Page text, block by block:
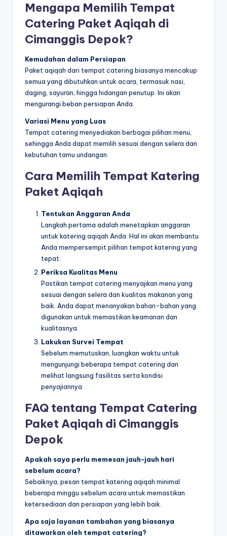
Mengapa Memilih Tempat
Catering Paket Aqiqah di
Cimanggis Depok?
Kemudahan dalam Persiapan
Paket aqiqah dari tempat catering biasanya mencakup
semua yang dibutuhkan untuk acara, termasuk nasi,
daging, sayuran, hingga hidangan penutup. Ini akan
mengurangi beban persiapan Anda.
Variasi Menu yang Luas
Tempat catering menyediakan berbagai pilihan menu,
sehingga Anda dapat memilih sesuai dengan selera dan
kebutuhan tamu undangan.
Cara Memilih Tempat Katering
Paket Aqiqah
Tentukan Anggaran Anda
Langkah pertama adalah menetapkan anggaran
untuk katering aqiqah Anda. Hal ini akan membantu
Anda mempersempit pilihan tempat katering yang
tepat.
Periksa Kualitas Menu
Pastikan tempat catering menyajikan menu yang
sesuai dengan selera dan kualitas makanan yang
baik. Anda dapat menanyakan bahan-bahan yang
digunakan untuk memastikan keamanan dan
kualitasnya.
Lakukan Survei Tempat
Sebelum memutuskan, luangkan waktu untuk
mengunjungi beberapa tempat catering dan
melihat langsung fasilitas serta kondisi
penyajiannya.
FAQ tentang Tempat Catering
Paket Aqiqah di Cimanggis
Depok
Apakah saya perlu memesan jauh-jauh hari
sebelum acara?
Sebaiknya, pesan tempat katering aqiqah minimal
beberapa minggu sebelum acara untuk memastikan
ketersediaan dan persiapan yang lebih baik.
Apa saja layanan tambahan yang biasanya
ditawarkan oleh tempat catering?